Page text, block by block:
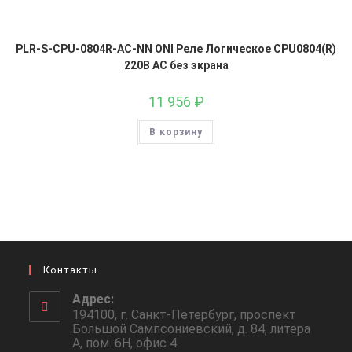
PLR-S-CPU-0804R-AC-NN ONI Реле Логическое CPU0804(R)
220В AC без экрана
11 956 ₽
В корзину
Контакты
Адрес:
194100, г. Санкт-Петербург, проспект
Большой Сампсониевский, д. 84, литера
А, пом. 6Н, офис 4